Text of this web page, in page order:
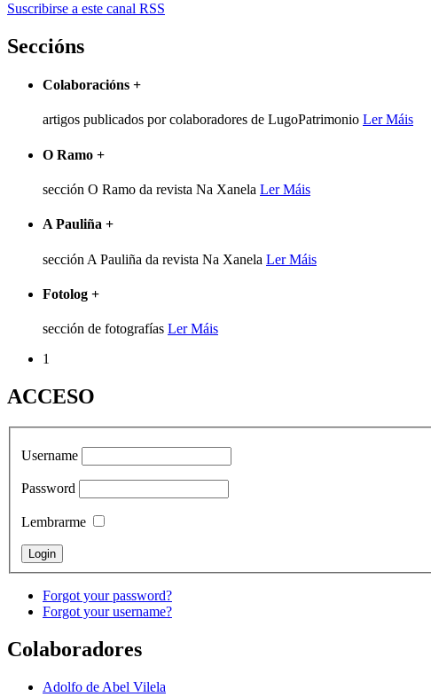
Suscribirse a este canal RSS
Seccións
Colaboracións +
artigos publicados por colaboradores de LugoPatrimonio Ler Máis
O Ramo +
sección O Ramo da revista Na Xanela Ler Máis
A Pauliña +
sección A Pauliña da revista Na Xanela Ler Máis
Fotolog +
sección de fotografías Ler Máis
1
ACCESO
Username
Password
Lembrarme
Forgot your password?
Forgot your username?
Colaboradores
Adolfo de Abel Vilela